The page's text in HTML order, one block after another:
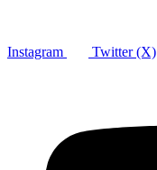
Instagram Twitter (X)